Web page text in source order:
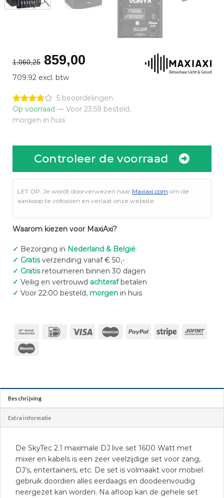
1.060,25 Oorspronkelijke
prijs
was:
€1.060,25.
859,00Huidige
€859,00.
709.92 excl. btw
5 beoordelingen
Op voorraad — Voor 23:59 besteld,
morgen in huis
Controleer de voorraad
LET OP: Je wordt doorverwezen naar Maxiaxi.com om de
aankoop te voltooien en verlaat onze website.
Waarom kiezen voor MaxiAxi?
✓ Bezorging in Nederland & België
✓ Gratisverzending vanaf € 50,-
✓ Gratisretourneren binnen 30 dagen
✓ Veilig en vertrouwd achterafbetalen
✓ Voor 22:00 besteld, morgenin huis
Beschrijving
Extra informatie
De SkyTec 2.1 maximale DJ live set 1600 Watt met
mixer en kabels is een zeer veelzijdige set voor zang,
DJ’s, entertainers, etc. De set is volmaakt voor mobiel
gebruik doordien alles eerdaags en doodeenvoudig
neergezet kan worden. Na afloop kan de gehele set